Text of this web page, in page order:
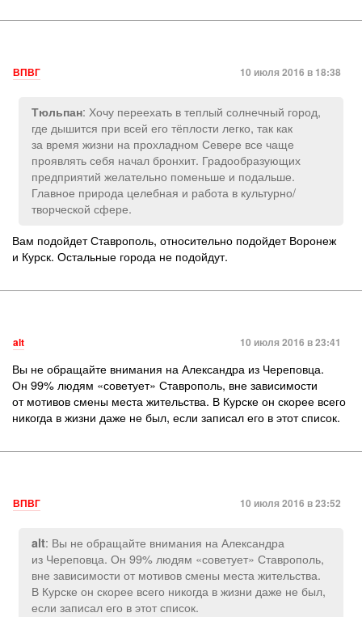
ВПВГ 10 июля 2016 в 18:38
Тюльпан: Хочу переехать в теплый солнечный город,
где дышится при всей его тёплости легко, так как
за время жизни на прохладном Севере все чаще
проявлять себя начал бронхит. Градообразующих
предприятий желательно поменьше и подальше.
Главное природа целебная и работа в культурно/
творческой сфере.
Вам подойдет Ставрополь, относительно подойдет Воронеж
и Курск. Остальные города не подойдут.
alt 10 июля 2016 в 23:41
Вы не обращайте внимания на Александра из Череповца.
Он 99% людям «советует» Ставрополь, вне зависимости
от мотивов смены места жительства. В Курске он скорее всего
никогда в жизни даже не был, если записал его в этот список.
ВПВГ 10 июля 2016 в 23:52
alt: Вы не обращайте внимания на Александра
из Череповца. Он 99% людям «советует» Ставрополь,
вне зависимости от мотивов смены места жительства.
В Курске он скорее всего никогда в жизни даже не был,
если записал его в этот список.